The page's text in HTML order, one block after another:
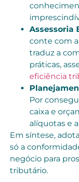
Assessoria
conte com
traduz a
práticas,
eficiência
Por
caixa e
alíquotas e
Em síntese,
só a
negócio para
tributário.